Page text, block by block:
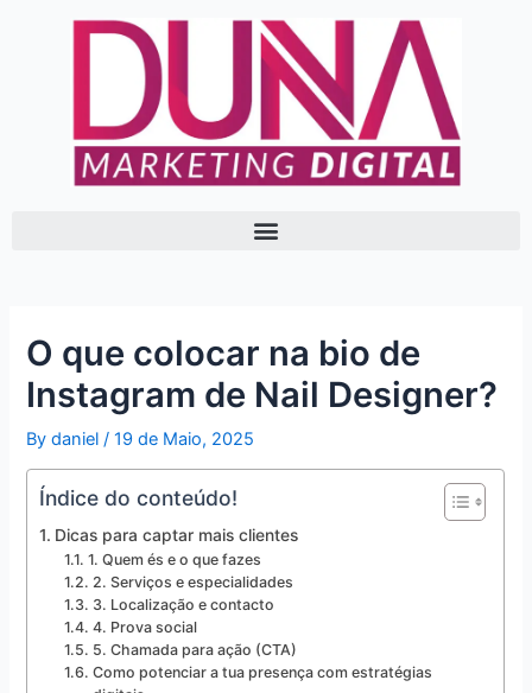
O que colocar na bio de
Instagram de Nail Designer?
Bydaniel /19 de Maio, 2025
Índice do conteúdo!
Dicas para captar mais clientes
1. Quem és e o que fazes
2. Serviços e especialidades
3. Localização e contacto
4. Prova social
5. Chamada para ação (CTA)
Como potenciar a tua presença com estratégias
navigation